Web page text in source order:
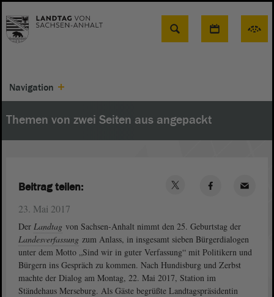
Suche
Navigation
Themen von zwei Seiten aus angepackt
23. Mai 2017
Der Landtag von Sachsen-Anhalt nimmt den 25. Geburtstag der
Landesverfassung zum Anlass, in insgesamt sieben Bürgerdialogen
unter dem Motto „Sind wir in guter Verfassung“ mit Politikern und
Bürgern ins Gespräch zu kommen. Nach Hundisburg und Zerbst
machte der Dialog am Montag, 22. Mai 2017, Station im
Ständehaus Merseburg. Als Gäste begrüßte Landtagspräsidentin
Beitrag teilen: